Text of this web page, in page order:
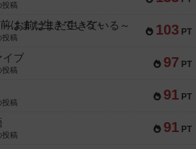
投稿
103 PT
お前はまだ生きている～
投稿
97 PT
イブ
投稿
91 PT
投稿
91 PT
投稿